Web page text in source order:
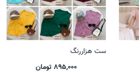
ست هزاررنگ
895,000 تومان